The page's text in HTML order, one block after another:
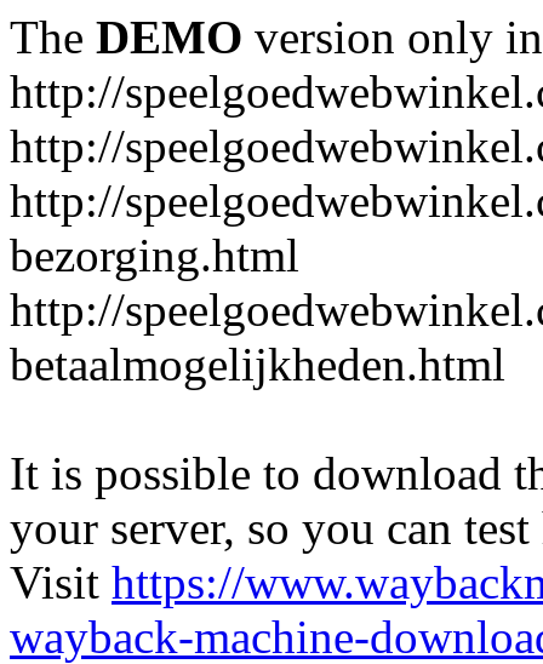
The DEMO version only
http://
http://
http://
bezorging.html
http://
betaalmogelijkheden.html
It is possible to download
your server, so you can
Visit https://
wayback-machine-